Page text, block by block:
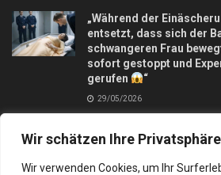
Wir schätzen Ihre Privatsphäre
Wir verwenden Cookies, um Ihr
„Während der
entsetzt, dass sich der
schwangeren Frau
sofort gestoppt und
gerufen
“
29/05/2026
Apfelkuchen mit nur 3
macht mich verrückt
28/09/2025